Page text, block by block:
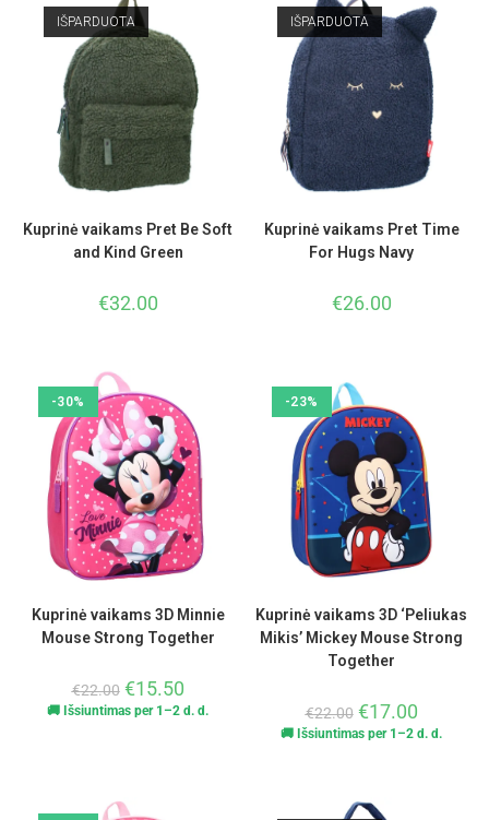
IŠPARDUOTA
Kuprinė vaikams Pret Be Soft
and Kind Green
€32.00
IŠPARDUOTA
Kuprinė vaikams Pret Time
For Hugs Navy
€26.00
-30%
Kuprinė vaikams 3D Minnie
Mouse Strong Together
€22.00 €15.50
🚚 Išsiuntimas per 1–2 d. d.
-23%
Kuprinė vaikams 3D ‘Peliukas
Mikis’ Mickey Mouse Strong
Together
€22.00 €17.00
🚚 Išsiuntimas per 1–2 d. d.